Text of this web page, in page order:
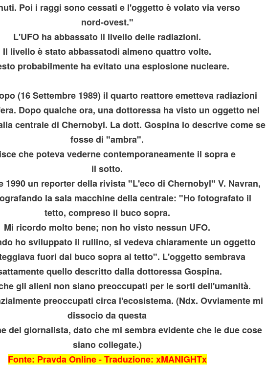
Poi i raggi sono cessati e l'oggetto è volato via verso
nord-ovest."
L'UFO ha abbassato il livello delle radiazioni.
Il livello è stato abbassatodi almeno quattro volte.
probabilmente ha evitato una esplosione nucleare.
(16 Settembre 1989) il quarto reattore emetteva radiazioni
Dopo qualche ora, una dottoressa ha visto un oggetto nel
centrale di Chernobyl. La dott. Gospina lo descrive come se
fosse di "ambra".
che poteva vederne contemporaneamente il sopra e
il sotto.
1990 un reporter della rivista "L'eco di Chernobyl" V. Navran,
la sala macchine della centrale: "Ho fotografato il
tetto, compreso il buco sopra.
Mi ricordo molto bene; non ho visto nessun UFO.
ho sviluppato il rullino, si vedeva chiaramente un oggetto
fuori dal buco sopra al tetto". L'oggetto sembrava
quello descritto dalla dottoressa Gospina.
gli alieni non siano preoccupati per le sorti dell'umanità.
preoccupati circa l'ecosistema. (Ndx. Ovviamente mi
dissocio da questa
del giornalista, dato che mi sembra evidente che le due cose
siano collegate.)
Fonte: Pravda Online - Traduzione: xMANIGHTx